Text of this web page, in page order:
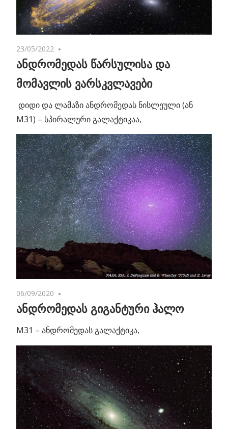
23/05/2022
ანდრომედას წარსულისა და
მომავლის ვარსკვლავები
დიდი და ლამაზი ანდრომედას ნისლეული (ან
M31) – სპირალური გალაქტიკაა,
06/09/2020
ანდრომედას გიგანტური ჰალო
M31 – ანდრომედას გალაქტიკა,